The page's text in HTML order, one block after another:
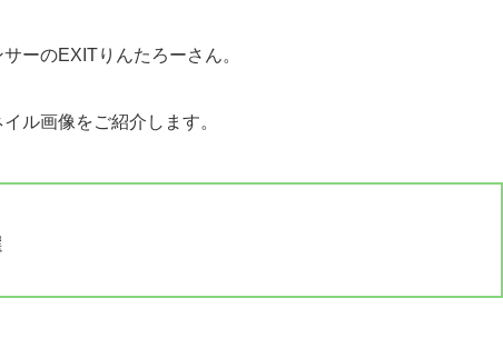
ーのEXITりんたろーさん。
ル画像をご紹介します。